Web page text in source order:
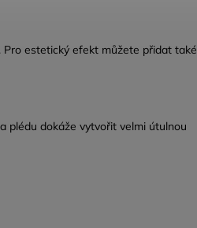
estetický efekt můžete přidat také
plédu dokáže vytvořit velmi útulnou